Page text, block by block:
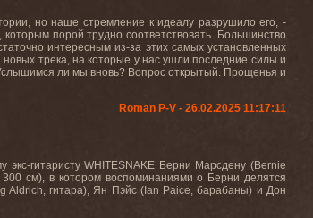
но наше стремление к идеалу разрушило его, -
порой трудно соответствовать. Большинство
интересным из-за этих самых установленных
трека, на которые у нас ушли последние силы и
ли мы вновь? Вопрос открытый. Прощенья и
Roman P-V - 26.02.2025 11:17:11
гитаристу WHITESNAKE Берни Марсдену (Bernie
см), в котором воспоминаниями о Берни делятся
Aldrich, гитара), Ян Пэйс (Ian Paice, барабаны) и Дон